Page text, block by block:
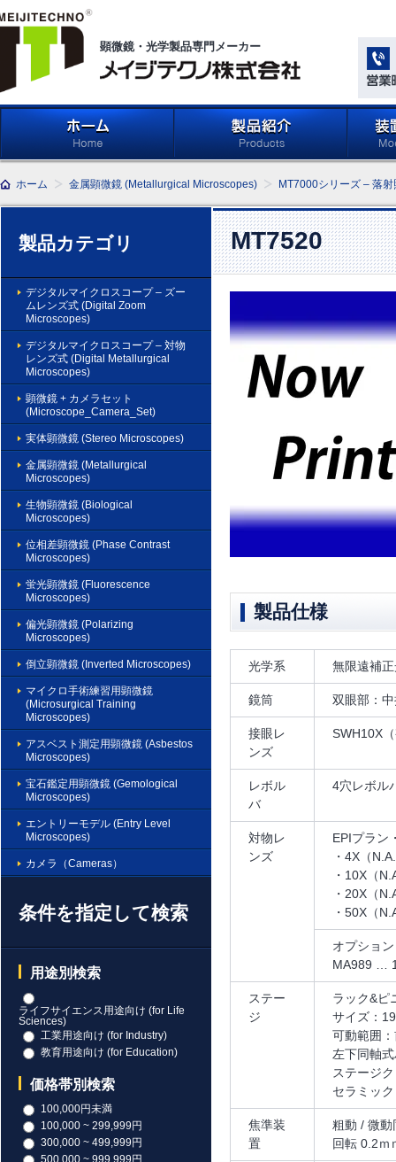
顕微鏡・光学製品専門メーカー
学系」
Light
ホーム 金属顕微鏡 (Metallurgical Microscopes) MT7000シリーズ – 落射
製品カテゴリ
デジタルマイクロスコープ – ズー
ムレンズ式 (Digital Zoom
Microscopes)
デジタルマイクロスコープ – 対物
レンズ式 (Digital Metallurgical
Microscopes)
顕微鏡 + カメラセット
(Microscope_Camera_Set)
実体顕微鏡 (Stereo Microscopes)
金属顕微鏡 (Metallurgical
Microscopes)
生物顕微鏡 (Biological
Microscopes)
位相差顕微鏡 (Phase Contrast
Microscopes)
蛍光顕微鏡 (Fluorescence
Microscopes)
偏光顕微鏡 (Polarizing
Microscopes)
倒立顕微鏡 (Inverted Microscopes)
マイクロ手術練習用顕微鏡
(Microsurgical Training
Microscopes)
アスベスト測定用顕微鏡 (Asbestos
Microscopes)
宝石鑑定用顕微鏡 (Gemological
Microscopes)
エントリーモデル (Entry Level
Microscopes)
カメラ（Cameras）
条件を指定して検索
用途別検索
ライフサイエンス用途向け (for Life
Sciences)
工業用途向け (for Industry)
教育用途向け (for Education)
価格帯別検索
100,000円未満
100,000 ~ 299,999円
300,000 ~ 499,999円
MT7520
製品仕様
光学系 無限遠補
鏡筒 双眼部：
接眼レ
ンズ
SWH10X
レボル
バ
4穴レボル
対物レ
ンズ
EPIプラン
・4X（
・10X（
・20X（
・50X（
オプショ
MA989 …
ステー
ジ
ラック&ピ
サイズ：
可動範囲
左下同軸
ステージ
セラミッ
焦準装
置
粗動 / 微動
回転 0.2ｍ